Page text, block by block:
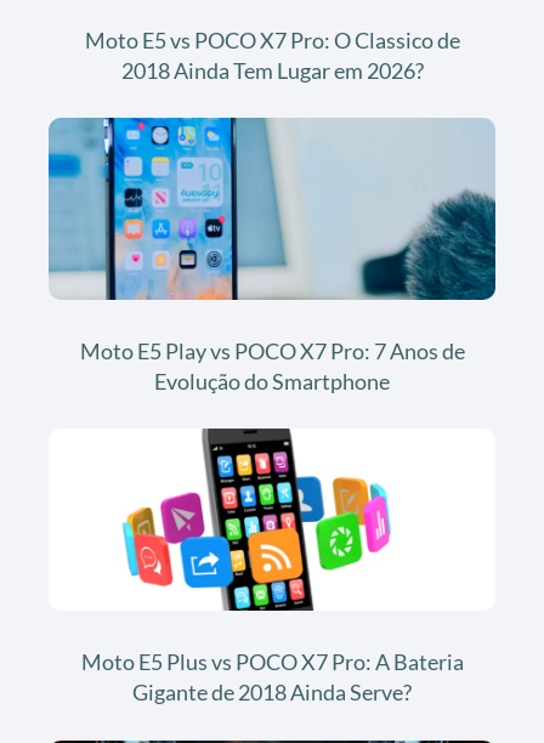
Moto E5 vs POCO X7 Pro: O Classico de
2018 Ainda Tem Lugar em 2026?
Moto E5 Play vs POCO X7 Pro: 7 Anos de
Evolução do Smartphone
Moto E5 Plus vs POCO X7 Pro: A Bateria
Gigante de 2018 Ainda Serve?